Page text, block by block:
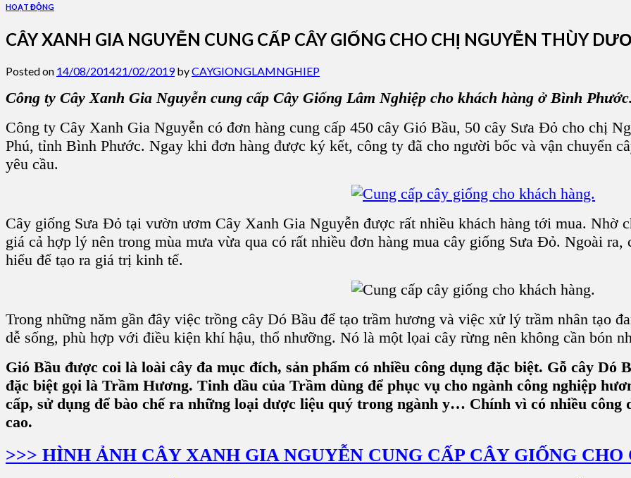
HOẠT ĐỘNG
CÂY XANH GIA NGUYỄN CUNG CẤP CÂY GIỐNG CHO CHỊ NGUYỄN THÙY
Posted on 14/08/201421/02/2019byCAYGIONGLAMNGHIEP
Công ty Cây Xanh Gia Nguyễn cung cấp Cây Giống Lâm Nghiệp cho khách hàng ở Bình
Công ty Cây Xanh Gia Nguyễn có đơn hàng cung cấp 450 cây Gió Bầu, 50 cây Sưa Đỏ cho chị
Phú, tỉnh Bình Phước. Ngay khi đơn hàng được ký kết, công ty đã cho người bốc và vận chuyển
yêu cầu.
Cây giống Sưa Đỏ tại vườn ươm Cây Xanh Gia Nguyễn được rất nhiều khách hàng tới mua. Nhờ
giá cả hợp lý nên trong mùa mưa vừa qua có rất nhiều đơn hàng mua cây giống Sưa Đỏ. Ngoài
hiểu để tạo ra giá trị kinh tế.
Trong những năm gần đây việc trồng cây Dó Bầu để tạo trầm hương và việc xử lý trầm nhân tạo
dễ sống, phù hợp với điều kiện khí hậu, thổ nhưỡng. Nó là một lọai cây rừng nên không cần bón
Gió Bầu được coi là loài cây đa mục đích, sản phẩm có nhiều công dụng đặc biệt. Gỗ cây Dó
đặc biệt gọi là Trầm Hương. Tinh dầu của Trầm dùng để phục vụ cho ngành công nghiệp
cấp, sử dụng để bào chế ra những loại dược liệu quý trong ngành y… Chính vì có nhiều
cao.
>>> HÌNH ẢNH CÂY XANH GIA NGUYỄN CUNG CẤP CÂY GIỐNG